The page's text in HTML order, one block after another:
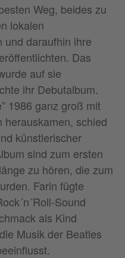
Weg, beides zu
lokalen
und daraufhin ihre
Das
auf sie
ihr Debutalbum.
1986 ganz groß mit
herauskamen, schied
künstlerischer
sind zum ersten
zu hören, die zum
Farin fügte
Sound
als Kind
Musik der Beatles